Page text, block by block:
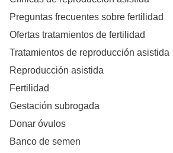
Preguntas frecuentes sobre fertilidad
Ofertas tratamientos de fertilidad
Tratamientos de reproducción asistida
Reproducción asistida
Fertilidad
Gestación subrogada
Donar óvulos
Banco de semen